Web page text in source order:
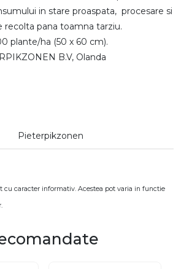
in stare proaspata, procesare si
recolta pana toamna tarziu.
plante/ha (50 x 60 cm).
B.V, Olanda
Pieterpikzonen
cu caracter informativ. Acestea pot varia in functie